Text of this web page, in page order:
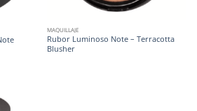
MAQUILLAJE
Rubor Luminoso Note – Terracotta
Blusher